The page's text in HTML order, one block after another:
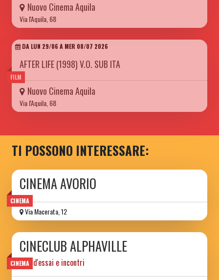
Nuovo Cinema Aquila
Via l'Aquila, 68
FILM
DA LUN 29/06 A MER 08/07 2026
AFTER LIFE (1998) V.O. SUB ITA
Nuovo Cinema Aquila
Via l'Aquila, 68
TI POSSONO INTERESSARE:
CINEMA
CINEMA AVORIO
Via Macerata, 12
CINEMA
CINECLUB ALPHAVILLE
film d'essai e incontri